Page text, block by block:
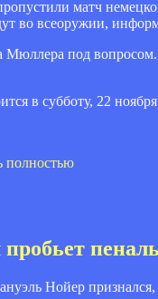
матч
во всеоружии,
Мюллера под
в субботу, 22
полностью
Нойер признался,